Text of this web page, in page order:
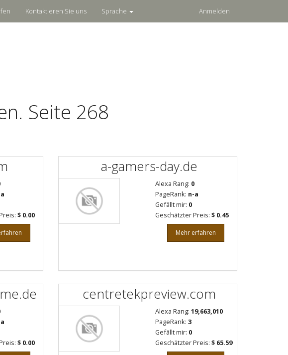
Kontaktieren Sie uns Sprache Anmelden
Seite 268
$ 0.00
a-gamers-day.de
Alexa Rang: 0
PageRank: n-a
Gefällt mir: 0
Geschätzter Preis: $ 0.45
Mehr erfahren
$ 0.00
centretekpreview.com
Alexa Rang: 19,663,010
PageRank: 3
Gefällt mir: 0
Geschätzter Preis: $ 65.59